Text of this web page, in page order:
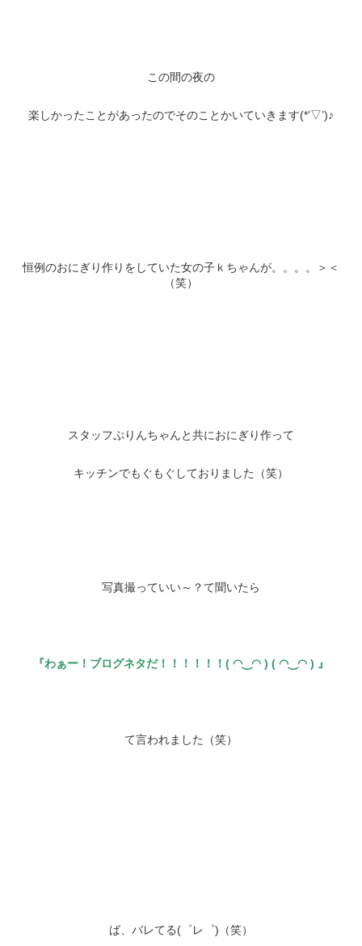
この間の夜の
楽しかったことがあったのでそのことかいていきます(*’▽’)♪
恒例のおにぎり作りをしていた女の子ｋちゃんが。。。。＞＜
（笑）
スタッフぷりんちゃんと共におにぎり作って
キッチンでもぐもぐしておりました（笑）
写真撮っていい～？て聞いたら
『わぁー！ブログネタだ！！！！！！( ◠‿◠ ) ( ◠‿◠ ) 』
て言われました（笑）
ば、バレてる(゜レ゜)（笑）